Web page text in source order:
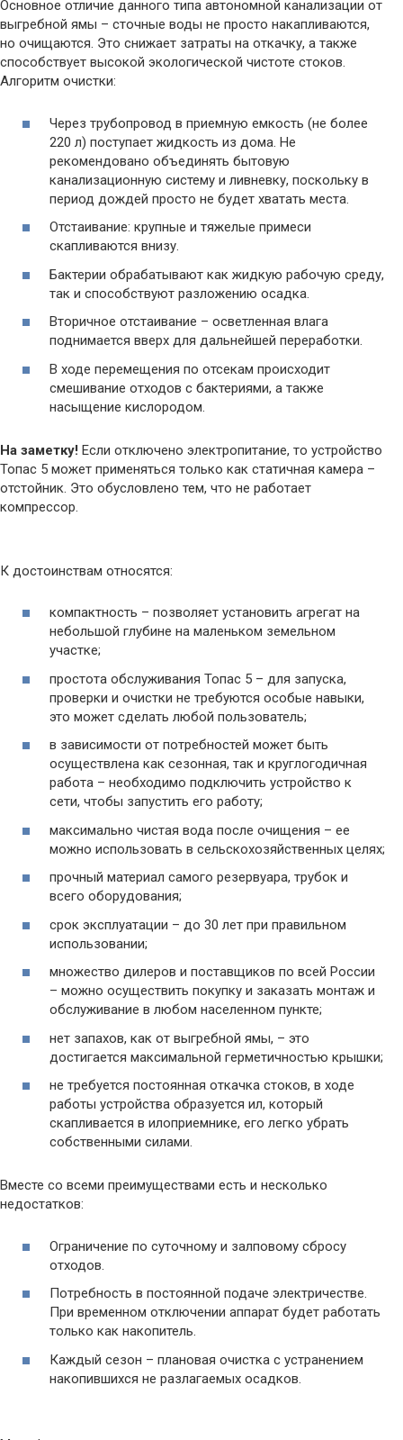
Основное отличие данного типа автономной канализации от
выгребной ямы – сточные воды не просто накапливаются,
но очищаются. Это снижает затраты на откачку, а также
способствует высокой экологической чистоте стоков.
Алгоритм очистки:
Через трубопровод в приемную емкость (не более
220 л) поступает жидкость из дома. Не
рекомендовано объединять бытовую
канализационную систему и ливневку, поскольку в
период дождей просто не будет хватать места.
Отстаивание: крупные и тяжелые примеси
скапливаются внизу.
Бактерии обрабатывают как жидкую рабочую среду,
так и способствуют разложению осадка.
Вторичное отстаивание – осветленная влага
поднимается вверх для дальнейшей переработки.
В ходе перемещения по отсекам происходит
смешивание отходов с бактериями, а также
насыщение кислородом.
На заметку! Если отключено электропитание, то устройство
Топас 5 может применяться только как статичная камера –
отстойник. Это обусловлено тем, что не работает
компрессор.
К достоинствам относятся:
компактность – позволяет установить агрегат на
небольшой глубине на маленьком земельном
участке;
простота обслуживания Топас 5 – для запуска,
проверки и очистки не требуются особые навыки,
это может сделать любой пользователь;
в зависимости от потребностей может быть
осуществлена как сезонная, так и круглогодичная
работа – необходимо подключить устройство к
сети, чтобы запустить его работу;
максимально чистая вода после очищения – ее
можно использовать в сельскохозяйственных целях;
прочный материал самого резервуара, трубок и
всего оборудования;
срок эксплуатации – до 30 лет при правильном
использовании;
множество дилеров и поставщиков по всей России
– можно осуществить покупку и заказать монтаж и
обслуживание в любом населенном пункте;
нет запахов, как от выгребной ямы, – это
достигается максимальной герметичностью крышки;
не требуется постоянная откачка стоков, в ходе
работы устройства образуется ил, который
скапливается в илоприемнике, его легко убрать
собственными силами.
Вместе со всеми преимуществами есть и несколько
недостатков:
Ограничение по суточному и залповому сбросу
отходов.
Потребность в постоянной подаче электричестве.
При временном отключении аппарат будет работать
только как накопитель.
Каждый сезон – плановая очистка с устранением
накопившихся не разлагаемых осадков.